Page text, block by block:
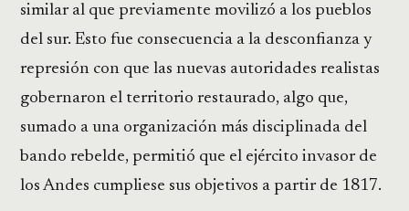
similar al que previamente movilizó a los pueblos
del sur. Esto fue consecuencia a la desconfianza y
represión con que las nuevas autoridades realistas
gobernaron el territorio restaurado, algo que,
sumado a una organización más disciplinada del
bando rebelde, permitió que el ejército invasor de
los Andes cumpliese sus objetivos a partir de 1817.